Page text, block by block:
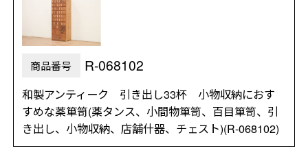
商品番号 R-068102
和製アンティーク 引き出し33杯 小物収納におす
すめな薬箪笥(薬タンス、小間物箪笥、百目箪笥、引
き出し、小物収納、店舗什器、チェスト)(R-068102)